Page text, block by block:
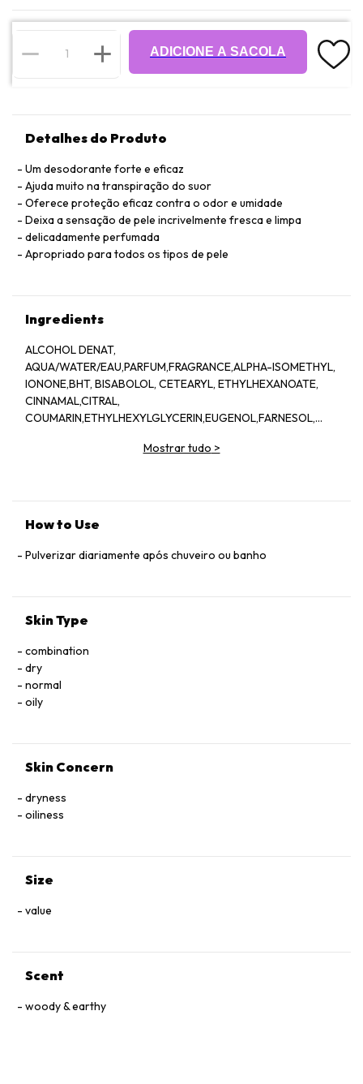
ADICIONE A SACOLA
Detalhes do Produto
Um desodorante forte e eficaz
Ajuda muito na transpiração do suor
Oferece proteção eficaz contra o odor e umidade
Deixa a sensação de pele incrivelmente fresca e limpa
delicadamente perfumada
Apropriado para todos os tipos de pele
Ingredients
ALCOHOL DENAT,
AQUA/WATER/EAU,PARFUM,FRAGRANCE,ALPHA-ISOMETHYL,
IONONE,BHT, BISABOLOL, CETEARYL, ETHYLHEXANOATE,
CINNAMAL,CITRAL,
COUMARIN,ETHYLHEXYLGLYCERIN,EUGENOL,FARNESOL,
CYCLOHEXENE, CARBOXALDEHYDE, ISOPROPYL,
Mostrar tudo >
How to Use
Pulverizar diariamente após chuveiro ou banho
Skin Type
combination
dry
normal
oily
Skin Concern
dryness
oiliness
Size
value
Scent
woody & earthy